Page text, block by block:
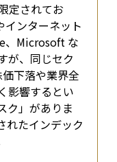
定されてお
インターネット
、Microsoft な
が、同じセク
下落や業界全
影響するとい
ク」がありま
れたインデック